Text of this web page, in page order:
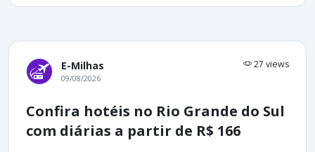
E-Milhas 27 views
09/08/2026
Confira hotéis no Rio Grande do Sul
com diárias a partir de R$ 166